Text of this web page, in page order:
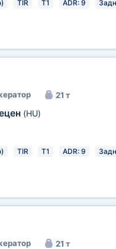
TIR T1 ADR: 9
21 т
(HU)
TIR T1 ADR: 9
21 т